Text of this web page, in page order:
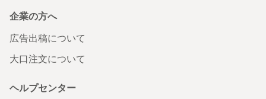
企業の方へ
広告出稿について
大口注文について
ヘルプセンター